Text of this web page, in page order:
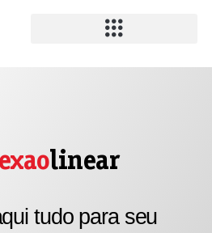
linear
tudo para seu